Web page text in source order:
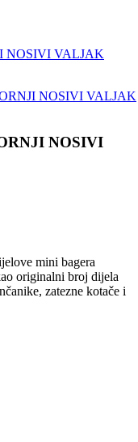
NOSIVI
mini bagera
originalni broj dijela
zatezne kotače i